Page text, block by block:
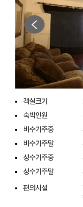
객실크기
숙박인원
비수기주중
비수기주말
성수기주중
성수기주말
편의시설